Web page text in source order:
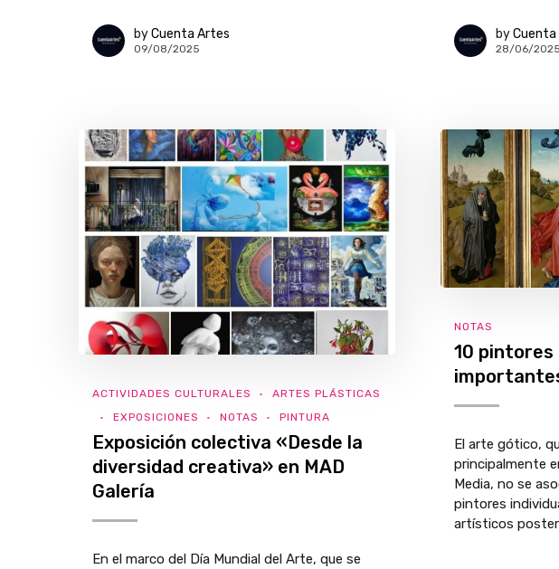
byCuenta Artes
09/08/2025
byCuenta
28/06/2025
ACTIVIDADES CULTURALES
ARTES PLÁSTICAS
EXPOSICIONES
NOTAS PINTURA
Exposición colectiva «Desde la
diversidad creativa» en MAD
Galería
En el marco del Día Mundial del Arte, que se
NOTAS
10 pintores
El arte gótico,
principalmente
Media, no se
pintores
artísticos